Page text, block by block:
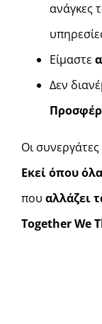
ανάγκες
Είμαστε
Δεν
Οι
Εκεί όπου
που αλλάζει
Together We